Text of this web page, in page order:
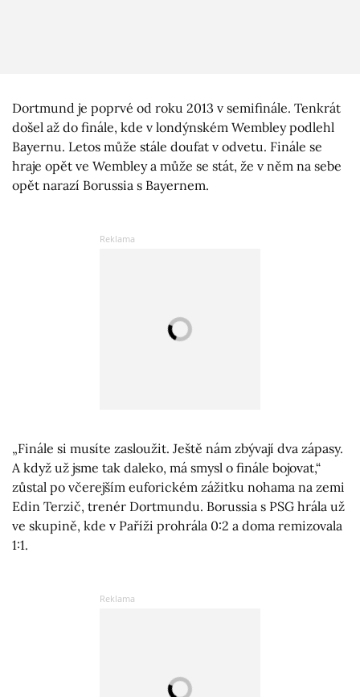
Dortmund je poprvé od roku 2013 v semifinále. Tenkrát
došel až do finále, kde v londýnském Wembley podlehl
Bayernu. Letos může stále doufat v odvetu. Finále se
hraje opět ve Wembley a může se stát, že v něm na sebe
opět narazí Borussia s Bayernem.
„Finále si musíte zasloužit. Ještě nám zbývají dva zápasy.
A když už jsme tak daleko, má smysl o finále bojovat,“
zůstal po včerejším euforickém zážitku nohama na zemi
Edin Terzič, trenér Dortmundu. Borussia s PSG hrála už
ve skupině, kde v Paříži prohrála 0:2 a doma remizovala
1:1.